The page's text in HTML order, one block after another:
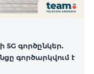
5G գործընկեր.
գործարկվում է